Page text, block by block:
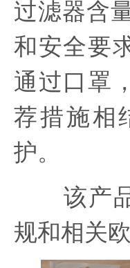
过滤器含
和安全要
通过口罩
荐措施相
护。
该产品
规和相关